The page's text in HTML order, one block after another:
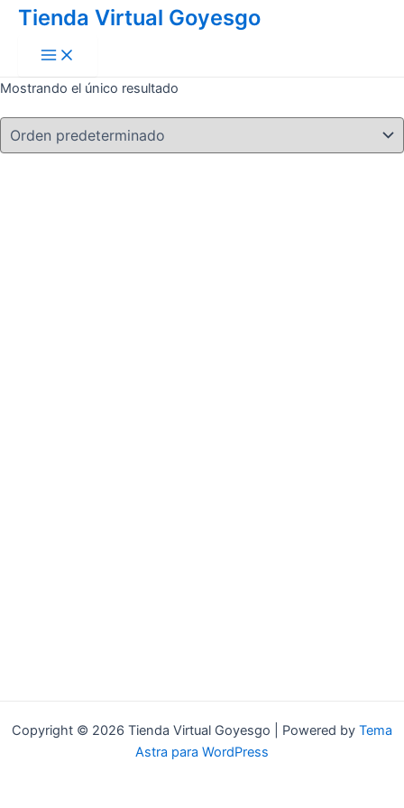
contenido
Tienda Virtual Goyesgo
Menu
Mostrando el único resultado
Copyright © 2026 Tienda Virtual Goyesgo | Powered by Tema
Astra para WordPress